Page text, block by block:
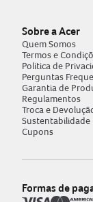
Sobre a Acer
Quem Somos
Termos e
Politica de
Perguntas
Garantia de
Regulamentos
Troca e
Sustentabilidade
Cupons
Formas de